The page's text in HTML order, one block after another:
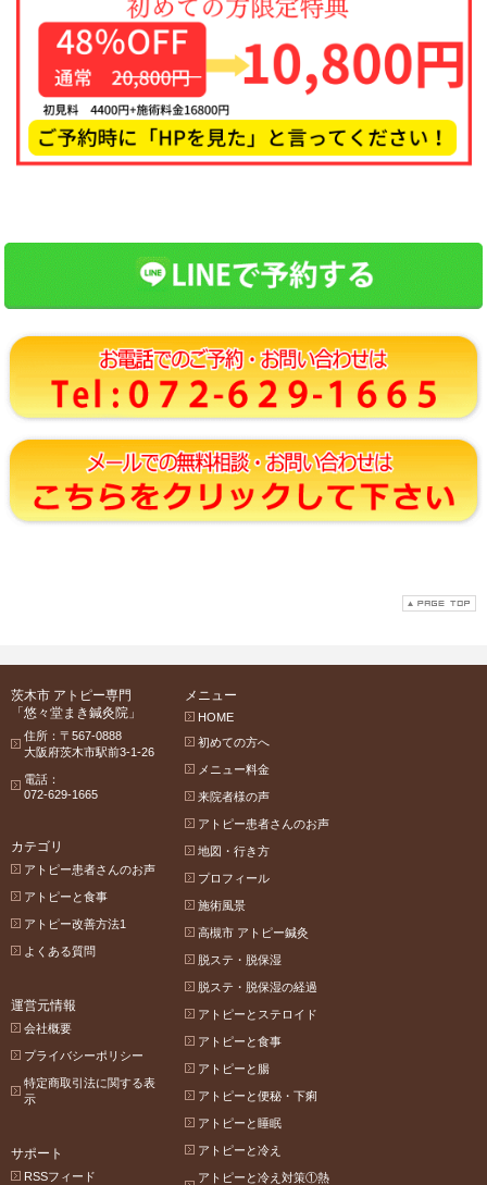
茨木市 アトピー専門
「悠々堂まき鍼灸院」
住所：〒567-0888
大阪府茨木市駅前3-1-26
電話：
072-629-1665
メニュー
HOME
初めての方へ
メニュー料金
来院者様の声
アトピー患者さんのお声
地図・行き方
プロフィール
施術風景
高槻市 アトピー鍼灸
脱ステ・脱保湿
脱ステ・脱保湿の経過
アトピーとステロイド
アトピーと食事
アトピーと腸
アトピーと便秘・下痢
アトピーと睡眠
アトピーと冷え
アトピーと冷え対策①熱
カテゴリ
アトピー患者さんのお声
アトピーと食事
アトピー改善方法1
よくある質問
運営元情報
会社概要
プライバシーポリシー
特定商取引法に関する表
示
サポート
RSSフィード